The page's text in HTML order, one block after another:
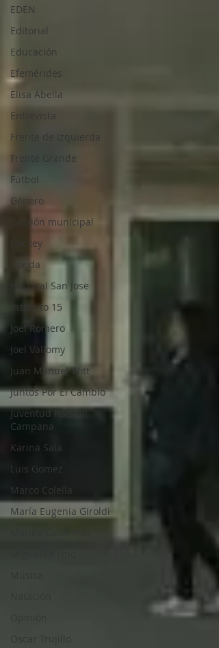
EDEN
Editorial
Educación
Efemérides
Elisa Abella
Entrevista
Frente de Izquierda
Frente Grande
Fútbol
Género
Gestión municipal
Hockey
Honda
Hospital San Jose
Instituto 15
Joel Romero
Joel Vallomy
Juan Manuel Witt
Juntos Por El Cambio
Juventud Radical
Campana
Karina Sala
Luis Gomez
Marco Colella
María Eugenia Giroldi